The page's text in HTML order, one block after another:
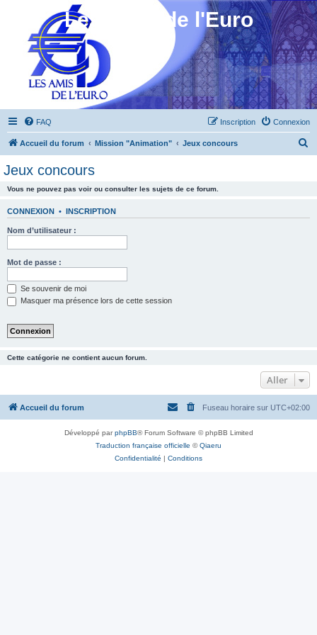
Les Amis de l'Euro
FAQ Connexion
Inscription
Accueil du forum Mission "Animation" Jeux concours
Jeux concours
Vous ne pouvez pas voir ou consulter les sujets de ce forum.
CONNEXION • INSCRIPTION
Nom d’utilisateur :
Mot de passe :
Se souvenir de moi
Masquer ma présence lors de cette session
Cette catégorie ne contient aucun forum.
Aller
Accueil du forum Fuseau horaire sur UTC+02:00
Développé parphpBB® Forum Software © phpBB Limited
Traduction française officielle ©Qiaeru
Confidentialité | Conditions